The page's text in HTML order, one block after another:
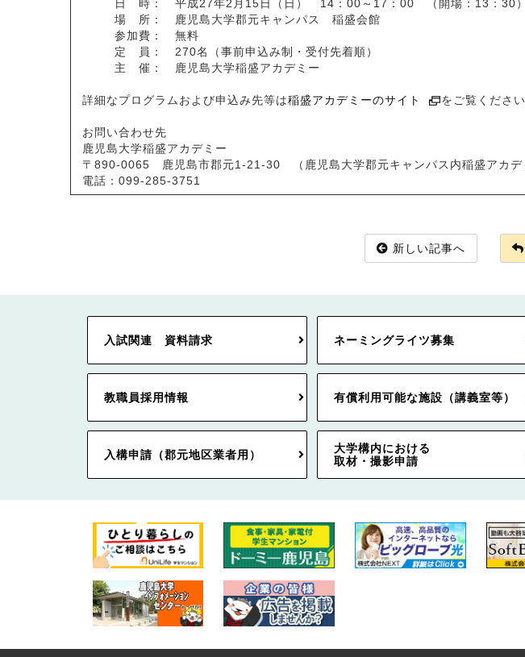
日 時： 平成27年2月15日（日） 14：00～17：00 （開場：13：30）
場 所： 鹿児島大学郡元キャンパス 稲盛会館
参加費： 無料
定 員： 270名（事前申込み制・受付先着順）
主 催： 鹿児島大学稲盛アカデミー
詳細なプログラムおよび申込み先等は稲盛アカデミーのサイト をご覧ください
お問い合わせ先
鹿児島大学稲盛アカデミー
〒890-0065 鹿児島市郡元1-21-30 （鹿児島大学郡元キャンパス内稲盛アカデ
電話：099-285-3751
新しい記事へ
入試関連 資料請求 ネーミングライツ募集
教職員採用情報 有償利用可能な施設（講義室等）
入構申請（郡元地区業者用）
大学構内における
取材・撮影申請